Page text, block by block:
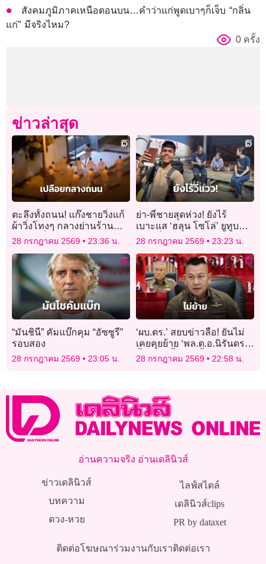
สังคมภูมิภาคเหนือตอนบน…คำว่าแก่พูดเบาๆก็เจ็บ “กลิ่น
แก่” มีจริงไหม?
0 ครั้ง
ข่าวล่าสุด
ตะลึงทั้งถนน! แก๊งชายวิ่งแก้
ผ้าวิ่งโทงๆ กลางย่านร้าน
อาหารชื่อดังในออสเตรเลีย
28 กรกฎาคม 2569 23:36 น.
ย่า-พี่ชายสุดห่วง! ยังไร้
เบาะแส ‘ฮลุน โซโล่’ ยูทูบ
เบอร์ชื่อดังหายตัวปริศนา
จอร์เจีย
28 กรกฎาคม 2569 23:23 น.
“มันชินี” คัมแบ๊กคุม “อัซซูรี”
รอบสอง
28 กรกฎาคม 2569 23:05 น.
‘ผบ.ตร.’ สยบข่าวลือ! ยันไม่
เคยคุยย้าย ‘พล.ต.อ.นิรันดร’
จี้ตำรวจตั้งหน้าตั้งตาทำงาน
28 กรกฎาคม 2569 22:58 น.
อ่านความจริง อ่านเดลินิวส์
ข่าวเดลินิวส์
บทความ
ดวง-หวย
ไลฟ์สไตล์
เดลินิวส์clips
PR by dataxet
ติดต่อโฆษณาร่วมงานกับเราติดต่อเรา